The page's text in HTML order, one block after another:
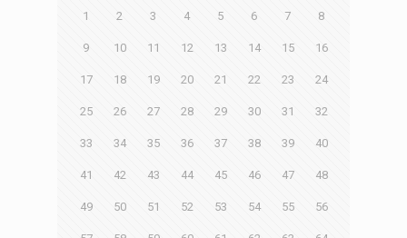
1 2 3 4 5 6 7 8
9 10 11 12 13 14 15 16
17 18 19 20 21 22 23 24
25 26 27 28 29 30 31 32
33 34 35 36 37 38 39 40
41 42 43 44 45 46 47 48
49 50 51 52 53 54 55 56